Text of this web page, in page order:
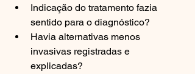
Indicação do tratamento fazia
sentido para o diagnóstico?
Havia alternativas menos
invasivas registradas e
explicadas?